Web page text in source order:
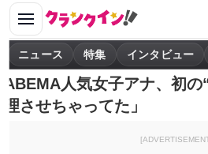
ニュース 特集 インタビュー
ABEMA人気女子アナ、初
理させちゃってた」